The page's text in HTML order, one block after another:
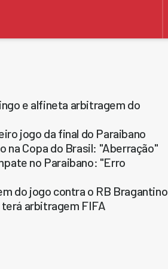
e alfineta arbitragem do
jogo da final do Paraibano
Copa do Brasil: "Aberração"
no Paraibano: "Erro
do jogo contra o RB Bragantino
arbitragem FIFA